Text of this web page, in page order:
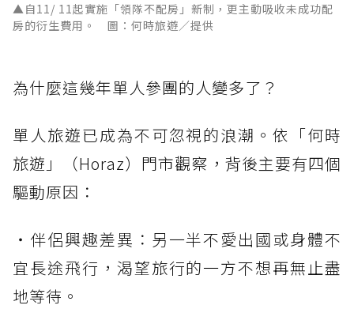
▲自11/ 11起實施「領隊不配房」新制，更主動吸收未成功配
房的衍生費用。 圖：何時旅遊／提供
為什麼這幾年單人參團的人變多了？
單人旅遊已成為不可忽視的浪潮。依「何時
旅遊」（Horaz）門市觀察，背後主要有四個
驅動原因：
・伴侶興趣差異：另一半不愛出國或身體不
宜長途飛行，渴望旅行的一方不想再無止盡
地等待。